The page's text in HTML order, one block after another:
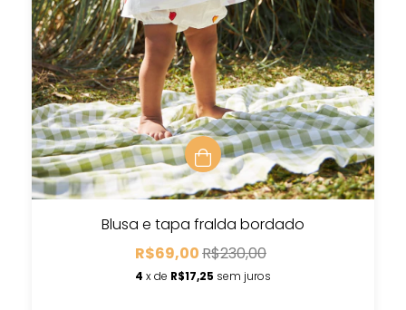
Blusa e tapa fralda bordado
R$69,00R$230,00
4 x de R$17,25 sem juros